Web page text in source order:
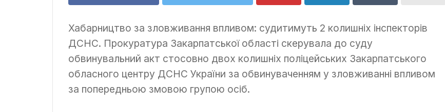
Хабарництво за зловживання впливом: судитимуть 2 колишніх інспекторів
ДСНС. Прокуратура Закарпатської області скерувала до суду
обвинувальний акт стосовно двох колишніх поліцейських Закарпатського
обласного центру ДСНС України за обвинуваченням у зловживанні впливом
за попередньою змовою групою осіб.